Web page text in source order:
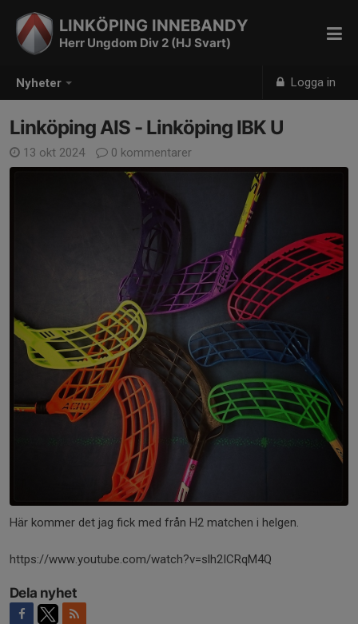
Nyheter Logga in
LINKÖPING INNEBANDY
Herr Ungdom Div 2 (HJ Svart)
Linköping AIS - Linköping IBK U
13 okt 2024 0 kommentarer
Här kommer det jag fick med från H2 matchen i helgen.
https://www.youtube.com/watch?v=slh2ICRqM4Q
Dela nyhet